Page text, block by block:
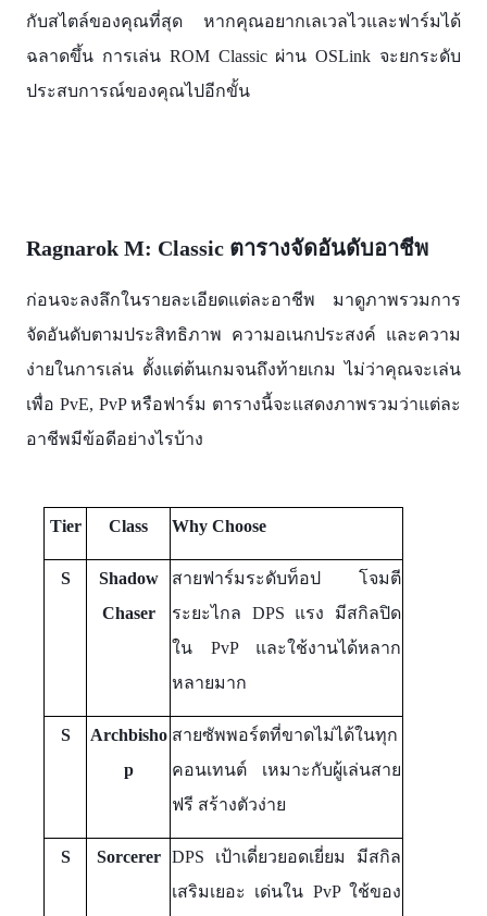
กับสไตล์ของคุณที่สุด หากคุณอยากเลเวลไวและฟาร์มได้
ฉลาดขึ้น การเล่น ROM Classic ผ่าน OSLink จะยกระดับ
ประสบการณ์ของคุณไปอีกขั้น
Ragnarok M: Classic ตารางจัดอันดับอาชีพ
ก่อนจะลงลึกในรายละเอียดแต่ละอาชีพ มาดูภาพรวมการ
จัดอันดับตามประสิทธิภาพ ความอเนกประสงค์ และความ
ง่ายในการเล่น ตั้งแต่ต้นเกมจนถึงท้ายเกม ไม่ว่าคุณจะเล่น
เพื่อ PvE, PvP หรือฟาร์ม ตารางนี้จะแสดงภาพรวมว่าแต่ละ
อาชีพมีข้อดีอย่างไรบ้าง
Tier Class Why Choose
S
Shadow
Chaser
สายฟาร์มระดับท็อป โจมตี
ระยะไกล DPS แรง มีสกิลปิด
ใน PvP และใช้งานได้หลาก
หลายมาก
S
Archbisho
p
สายซัพพอร์ตที่ขาดไม่ได้ในทุก
คอนเทนต์ เหมาะกับผู้เล่นสาย
ฟรี สร้างตัวง่าย
S Sorcerer
DPS เป้าเดี่ยวยอดเยี่ยม มีสกิล
เสริมเยอะ เด่นใน PvP ใช้ของ